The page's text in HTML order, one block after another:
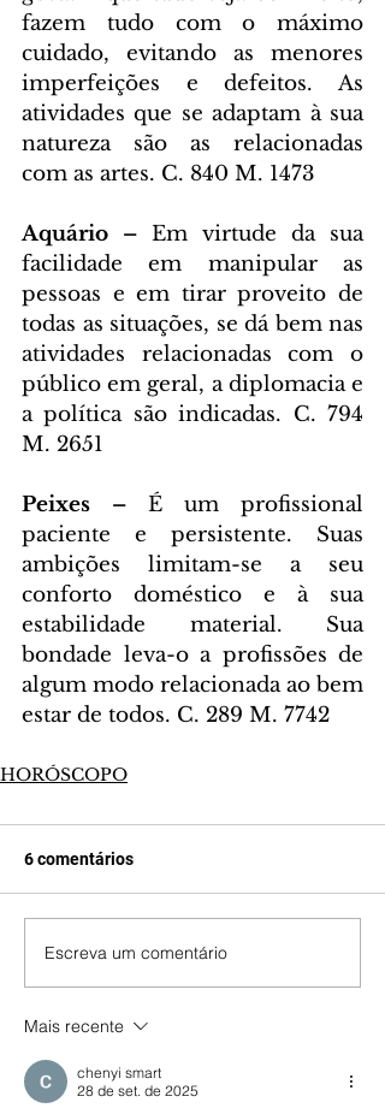
fazem tudo com o máximo
cuidado, evitando as menores
imperfeições e defeitos. As
atividades que se adaptam à sua
natureza são as relacionadas
com as artes. C. 840 M. 1473
Aquário – Em virtude da sua
facilidade em manipular as
pessoas e em tirar proveito de
todas as situações, se dá bem nas
atividades relacionadas com o
público em geral, a diplomacia e
a política são indicadas. C. 794
M. 2651
Peixes – É um profissional
paciente e persistente. Suas
ambições limitam-se a seu
conforto doméstico e à sua
estabilidade material. Sua
bondade leva-o a profissões de
algum modo relacionada ao bem
estar de todos. C. 289 M. 7742
HORÓSCOPO
6 comentários
Escreva um comentário
Mais recente
chenyi smart
28 de set. de 2025